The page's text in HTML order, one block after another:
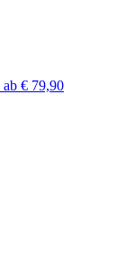
ab € 79,90